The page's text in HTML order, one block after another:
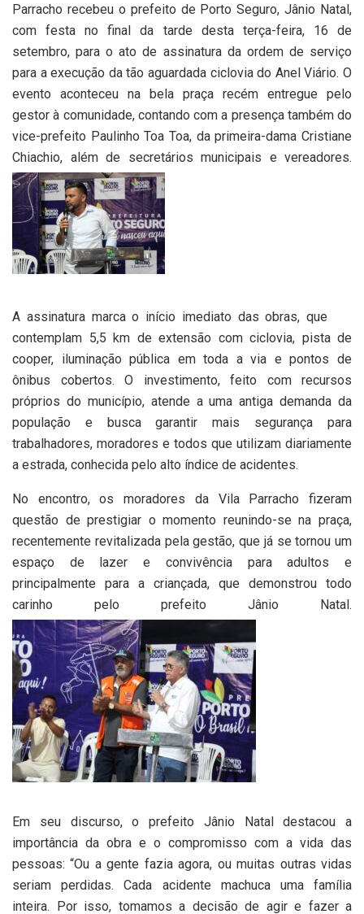
Parracho recebeu o prefeito de Porto Seguro, Jânio Natal,
com festa no final da tarde desta terça-feira, 16 de
setembro, para o ato de assinatura da ordem de serviço
para a execução da tão aguardada ciclovia do Anel Viário. O
evento aconteceu na bela praça recém entregue pelo
gestor à comunidade, contando com a presença também do
vice-prefeito Paulinho Toa Toa, da primeira-dama Cristiane
Chiachio, além de secretários municipais e vereadores.
A assinatura marca o início imediato das obras, que
contemplam 5,5 km de extensão com ciclovia, pista de
cooper, iluminação pública em toda a via e pontos de
ônibus cobertos. O investimento, feito com recursos
próprios do município, atende a uma antiga demanda da
população e busca garantir mais segurança para
trabalhadores, moradores e todos que utilizam diariamente
a estrada, conhecida pelo alto índice de acidentes.
No encontro, os moradores da Vila Parracho fizeram
questão de prestigiar o momento reunindo-se na praça,
recentemente revitalizada pela gestão, que já se tornou um
espaço de lazer e convivência para adultos e
principalmente para a criançada, que demonstrou todo
carinho pelo prefeito Jânio Natal.
Em seu discurso, o prefeito Jânio Natal destacou a
importância da obra e o compromisso com a vida das
pessoas: “Ou a gente fazia agora, ou muitas outras vidas
seriam perdidas. Cada acidente machuca uma família
inteira. Por isso, tomamos a decisão de agir e fazer a